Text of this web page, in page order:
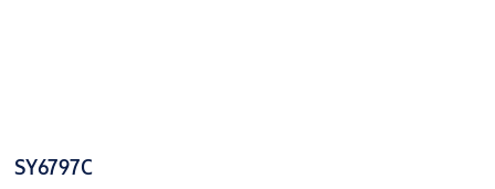
SY6797C